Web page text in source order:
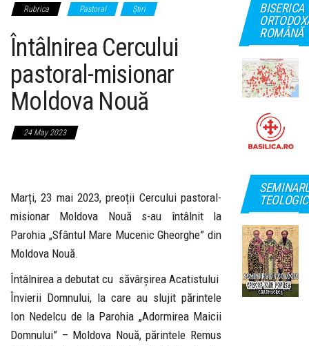
Rubrica Pastoral Știri
Întâlnirea Cercului
pastoral-misionar
Moldova Nouă
24 May 2023
Marți, 23 mai 2023, preoții Cercului pastoral-
misionar Moldova Nouă s-au întâlnit la
Parohia „Sfântul Mare Mucenic Gheorghe” din
Moldova Nouă.
Întâlnirea a debutat cu săvârșirea Acatistului
Învierii Domnului, la care au slujit părintele
Ion Nedelcu de la Parohia „Adormirea Maicii
Domnului” – Moldova Nouă, părintele Remus
BISERICA
ROMÂNĂ
TEOLOGIC